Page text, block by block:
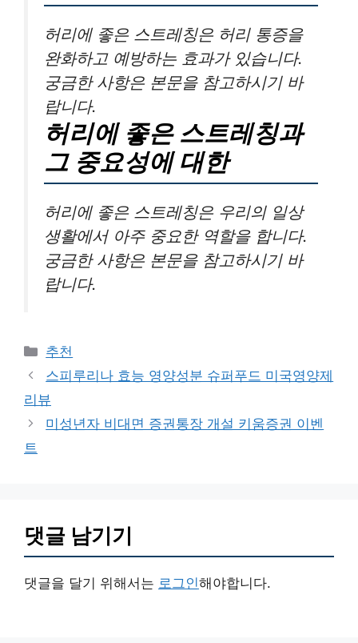
허리에 좋은 스트레칭은 허리 통증을
완화하고 예방하는 효과가 있습니다.
궁금한 사항은 본문을 참고하시기 바
랍니다.
허리에 좋은 스트레칭과
그 중요성에 대한
허리에 좋은 스트레칭은 우리의 일상
생활에서 아주 중요한 역할을 합니다.
궁금한 사항은 본문을 참고하시기 바
랍니다.
카
테
리
추천
스피루리나 효능 영양성분 슈퍼푸드 미국영양제
리뷰
미성년자 비대면 증권통장 개설 키움증권 이벤
트
댓글 남기기
댓글을 달기 위해서는 로그인해야합니다.